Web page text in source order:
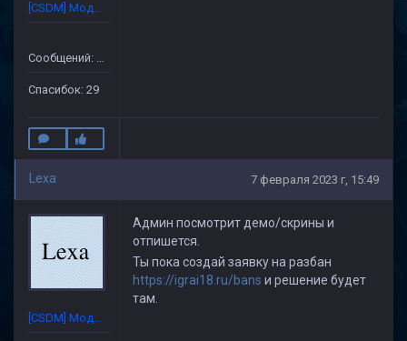
[CSDM] Модератор
Сообщений: 227
Спасибок: 29
Lexa 7 февраля 2023 г, 15:49
[CSDM] Модератор
Админ посмотрит демо/скрины и
отпишется.
Ты пока создай заявку на разбан
https://igrai18.ru/bans и решение будет
там.